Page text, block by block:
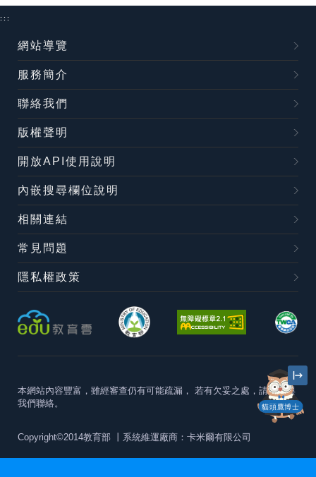
貓頭鷹博士
:::
網站導覽
服務簡介
聯絡我們
版權聲明
開放API使用說明
內嵌搜尋欄位說明
相關連結
常見問題
隱私權政策
本網站內容豐富，雖經審查仍有可能疏漏， 若有欠妥之處，請隨時與
我們聯絡。
Copyright©2014教育部 丨系統維運廠商：卡米爾有限公司